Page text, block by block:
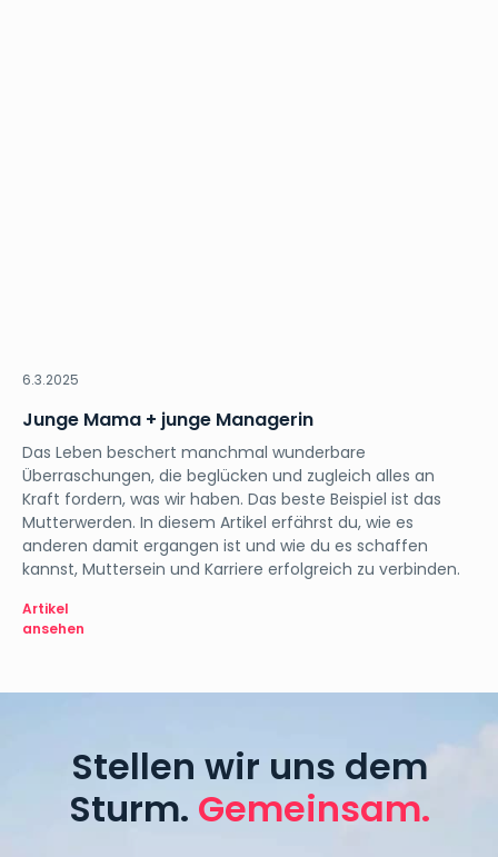
6.3.2025
Junge Mama + junge Managerin
Das Leben beschert manchmal wunderbare
Überraschungen, die beglücken und zugleich alles an
Kraft fordern, was wir haben. Das beste Beispiel ist das
Mutterwerden. In diesem Artikel erfährst du, wie es
anderen damit ergangen ist und wie du es schaffen
kannst, Muttersein und Karriere erfolgreich zu verbinden.
Artikel
ansehen
Stellen wir uns dem
Sturm. Gemeinsam.